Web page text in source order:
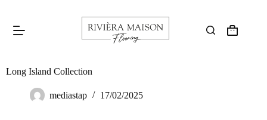
Long Island Collection
mediastap 17/02/2025